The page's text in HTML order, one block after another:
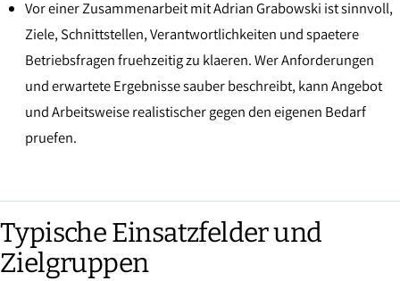
Vor einer Zusammenarbeit mit Adrian Grabowski ist sinnvoll,
Ziele, Schnittstellen, Verantwortlichkeiten und spaetere
Betriebsfragen fruehzeitig zu klaeren. Wer Anforderungen
und erwartete Ergebnisse sauber beschreibt, kann Angebot
und Arbeitsweise realistischer gegen den eigenen Bedarf
pruefen.
Typische Einsatzfelder und
Zielgruppen